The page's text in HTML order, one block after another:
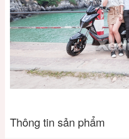
Thông tin sản phẩm